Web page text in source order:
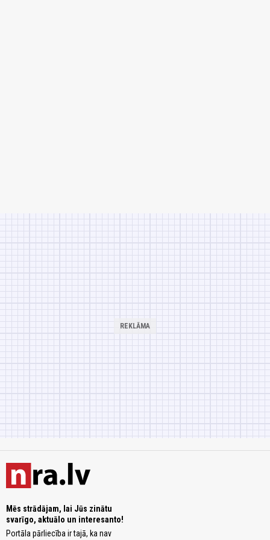
Mēs strādājam, lai Jūs zinātu
svarīgo, aktuālo un interesanto!
Portāla pārliecība ir tajā, ka nav